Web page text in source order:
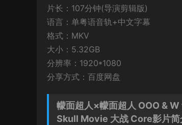
片长：107分钟(导演剪辑版)
语言：单粤语音轨+中文字幕
格式：MKV
大小：5.32GB
分辨率：1920*1080
分享方式：百度网盘
幪面超人×幪面超人 OOO &
Skull Movie 大战 Core影片简